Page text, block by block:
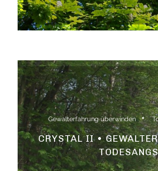
Gewalterfahrung überwinden
CRYSTAL II •